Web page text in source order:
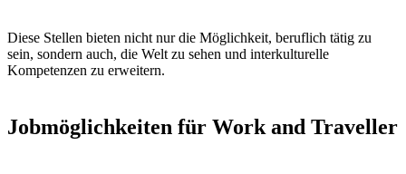
Diese Stellen bieten nicht nur die Möglichkeit, beruflich tätig zu
sein, sondern auch, die Welt zu sehen und interkulturelle
Kompetenzen zu erweitern.
Jobmöglichkeiten für Work and Traveller